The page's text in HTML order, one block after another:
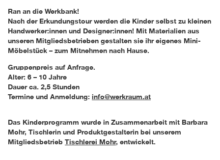
Ran an die Werkbank!
Nach der Erkundungstour werden die Kinder selbst zu kleinen
Handwerker:innen und Designer:innen! Mit Materialien aus
unseren Mitgliedsbetrieben gestalten sie ihr eigenes Mini-
Möbelstück – zum Mitnehmen nach Hause.
Gruppenpreis auf Anfrage.
Alter: 6 – 10 Jahre
Dauer ca. 2,5 Stunden
Termine und Anmeldung: info@werkraum.at
Das Kinderprogramm wurde in Zusammenarbeit mit Barbara
Mohr, Tischlerin und Produktgestalterin bei unserem
Mitgliedsbetrieb Tischlerei Mohr, entwickelt.